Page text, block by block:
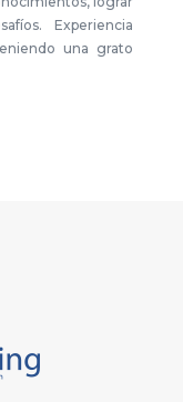
Experiencia
una grato